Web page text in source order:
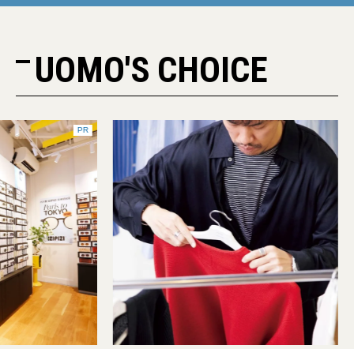
UOMO'S CHOICE
PR